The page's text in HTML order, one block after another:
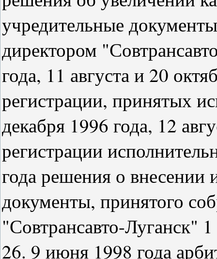
учредительные
директором
года, 11 августа и 20
регистрации, принятых
декабря 1996 года, 12
регистрации
года решения о внесении
документы, принятого
"Совтрансавто-Луганск"
26. 9 июня 1998 года